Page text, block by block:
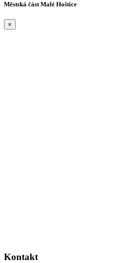
Městská část Malé Hoštice
×
Kontakt